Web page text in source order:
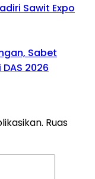
Sawit Expo
Sabet
2026
Ruas